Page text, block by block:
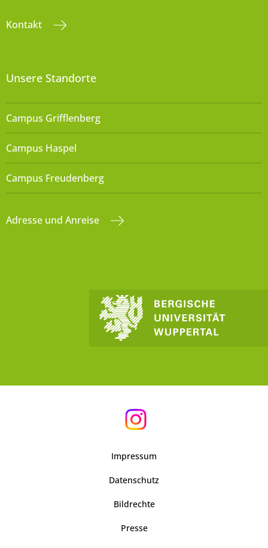
Kontakt
Unsere Standorte
Campus Grifflenberg
Campus Haspel
Campus Freudenberg
Adresse und Anreise
Impressum
Datenschutz
Bildrechte
Presse